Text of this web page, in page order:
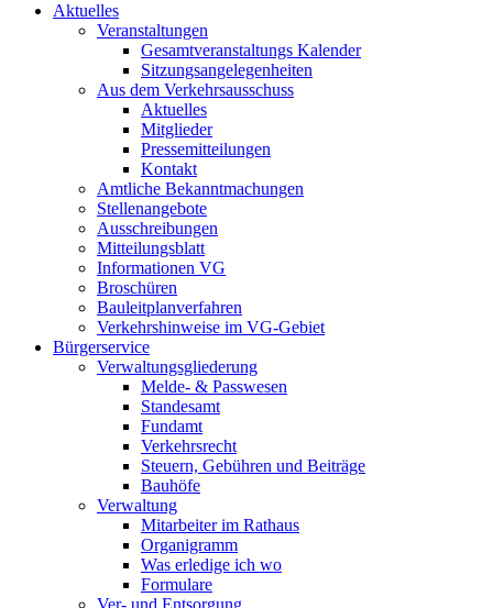
Aktuelles
Veranstaltungen
Gesamtveranstaltungs Kalender
Sitzungsangelegenheiten
Aus dem Verkehrsausschuss
Aktuelles
Mitglieder
Pressemitteilungen
Kontakt
Amtliche Bekanntmachungen
Stellenangebote
Ausschreibungen
Mitteilungsblatt
Informationen VG
Broschüren
Bauleitplanverfahren
Verkehrshinweise im VG-Gebiet
Bürgerservice
Verwaltungsgliederung
Melde- & Passwesen
Standesamt
Fundamt
Verkehrsrecht
Steuern, Gebühren und Beiträge
Bauhöfe
Verwaltung
Mitarbeiter im Rathaus
Organigramm
Was erledige ich wo
Formulare
Ver- und Entsorgung